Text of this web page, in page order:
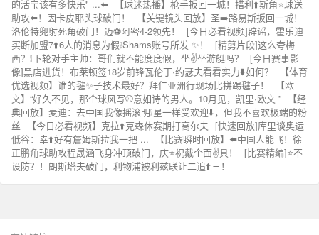
的活宝该有多快乐" ...⬅️
【球迷热播】枪手扳回一城！措利⬆️斯角⭐球送
助攻⬅️！因卡皮耶头球破门！
【关键镜头回放】圣➡️路易斯扳回一城！
洛伦特兜射死角破门！迈⚽阿密4-2领先！
[今日必看视频]辟谣，霍乐迪
买断加盟7⬆️6人的消息为假❕Shams账号所发 ✨！
[精剪片段]这么夸梅
西？❕下轮对手主帅：哥们就不能度度假，坐✌️坐游艇吗？
[今日赛事影
像]黑店进货！布莱顿签18岁前锋瓦伦丁·约瑟夫看看实力⬇️如何？
【体育
优选视频】谁的毽✨子技术最好？拜仁亚洲行现场比拼踢毽子！
【欧
文】“好久不见，那个球风写⚾意如诗的男人。10月见，凯里·欧文 ”
【经
典回放】麦迪：去中国我像摇滚明❕星一样受欢迎⬇️，但我不喜欢极端的粉
丝
【今日必看视频】克拉⬆️克森休赛期打高尔夫 [快速回放]库里谈奥运
低谷：幸⬆️好有詹姆斯拉我一把 ...
【比赛瞬时回放】⬅️中国人能飞！徐
正鹏角球助攻程晟涵飞身冲顶破门，庆⭐祝戴个面✌️具！
[比赛精编]⭐不
设防？！朗斯塔夫破门，利物浦被利兹联让二追⬆️三！